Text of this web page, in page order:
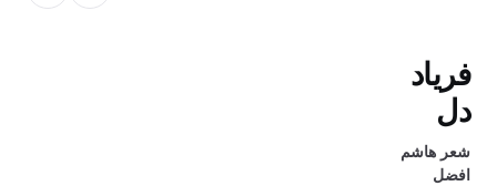
فریاد
دل
شعر هاشم
افضل‌